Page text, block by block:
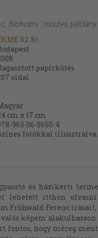
Bioholmi ' összes példány
02 Bt.
papírkötés
oldal
cm x 17 cm
963-06-5650-4
fotókkal illusztrálva.
és házikerti
lehetett itthon
Frühwald Ferenc írásait,
képem
fontos, hogy méreg